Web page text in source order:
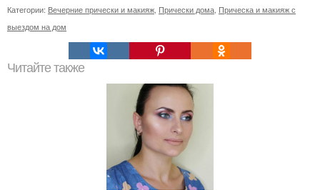
Категории: Вечерние прически и макияж, Прически дома, Прическа и макияж с
выездом на дом
Читайте также